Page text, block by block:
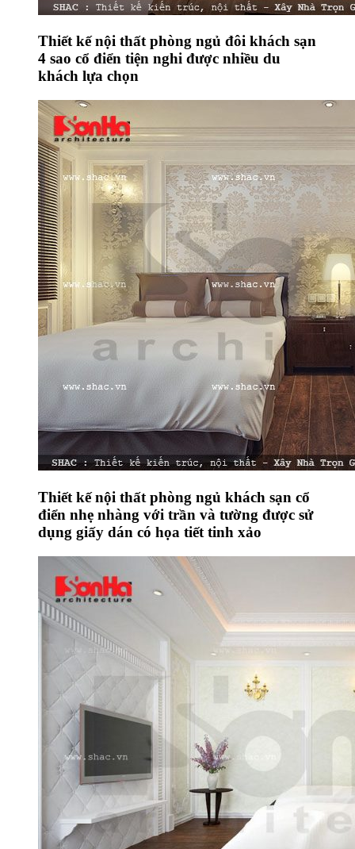
Thiết kế nội thất phòng ngủ đôi khách sạn
4 sao cổ điển tiện nghi được nhiều du
khách lựa chọn
Thiết kế nội thất phòng ngủ khách sạn cổ
điển nhẹ nhàng với trần và tường được sử
dụng giấy dán có họa tiết tinh xảo